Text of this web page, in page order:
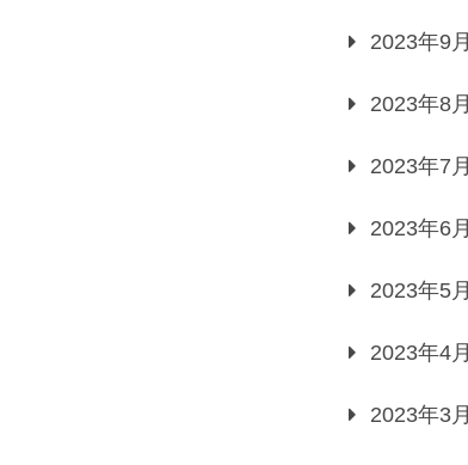
2023年9月
2023年8月
2023年7月
2023年6月
2023年5月
2023年4月
2023年3月